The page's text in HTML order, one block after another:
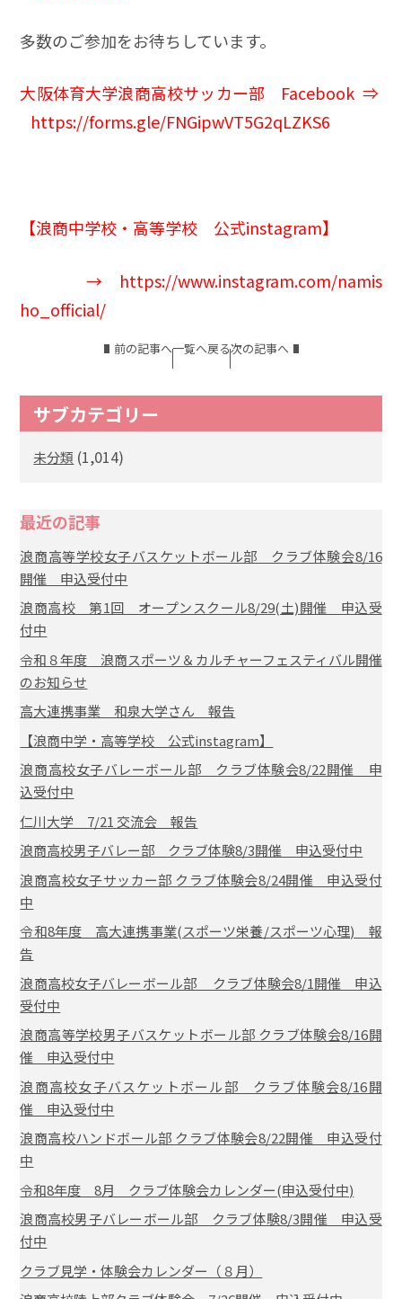
多数のご参加をお待ちしています。
大阪体育大学浪商高校サッカー部 Facebook ⇒
https://forms.gle/FNGipwVT5G2qLZKS6
【浪商中学校・高等学校 公式instagram】
→ https://www.instagram.com/namis
ho_official/
前の記事へ一覧へ戻る次の記事へ
サブカテゴリー
未分類 (1,014)
最近の記事
浪商高等学校女子バスケットボール部 クラブ体験会8/16
開催 申込受付中
浪商高校 第1回 オープンスクール8/29(土)開催 申込受
付中
令和８年度 浪商スポーツ＆カルチャーフェスティバル開催
のお知らせ
高大連携事業 和泉大学さん 報告
【浪商中学・高等学校 公式instagram】
浪商高校女子バレーボール部 クラブ体験会8/22開催 申
込受付中
仁川大学 7/21 交流会 報告
浪商高校男子バレー部 クラブ体験8/3開催 申込受付中
浪商高校女子サッカー部 クラブ体験会8/24開催 申込受付
中
令和8年度 高大連携事業(スポーツ栄養/スポーツ心理) 報
告
浪商高校女子バレーボール部 クラブ体験会8/1開催 申込
受付中
浪商高等学校男子バスケットボール部 クラブ体験会8/16開
催 申込受付中
浪商高校女子バスケットボール部 クラブ体験会8/16開
催 申込受付中
浪商高校ハンドボール部 クラブ体験会8/22開催 申込受付
中
令和8年度 8月 クラブ体験会カレンダー(申込受付中)
浪商高校男子バレーボール部 クラブ体験8/3開催 申込受
付中
クラブ見学・体験会カレンダー（８月）